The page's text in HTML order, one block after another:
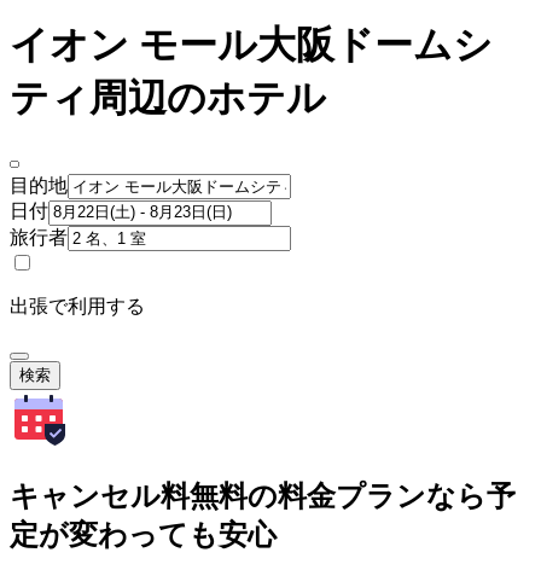
イオン モール大阪ドームシ
ティ周辺のホテル
目的地
日付
旅行者
出張で利用する
検索
キャンセル料無料の料金プランなら予
定が変わっても安心